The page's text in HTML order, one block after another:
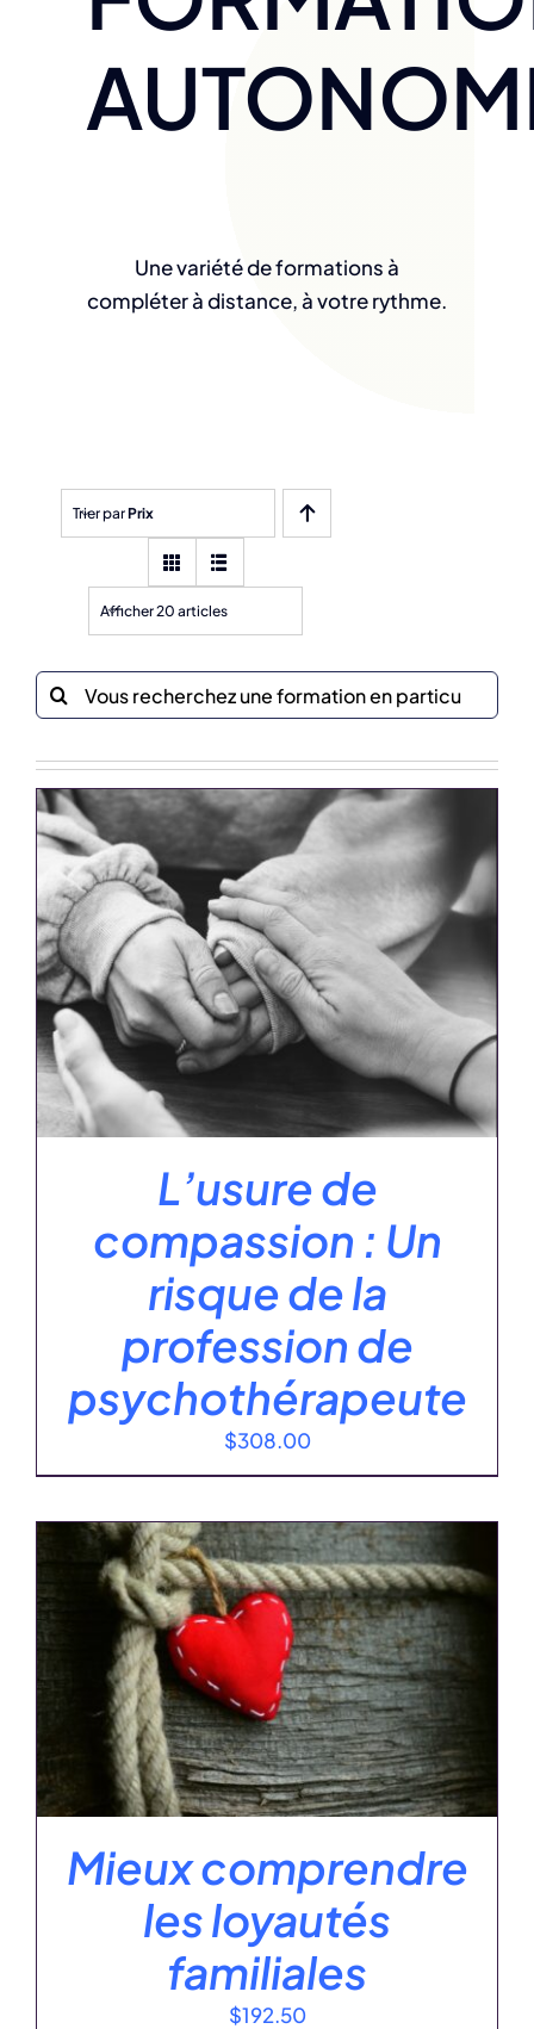
Une variété de formations à
compléter à distance, à votre rythme.
Trier parPrix
Afficher 20 articles
Recherche
sur
site
:
L’usure de
compassion : Un
risque de la
profession de
psychothérapeute
$308.00
Mieux comprendre
les loyautés
familiales
$192.50